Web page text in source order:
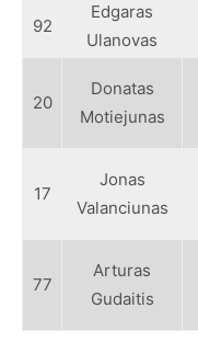
92
Edgaras
Ulanovas
20
Donatas
Motiejunas
17
Jonas
Valanciunas
77
Arturas
Gudaitis